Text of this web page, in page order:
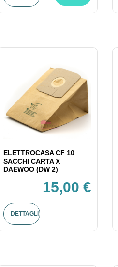
ELETTROCASA CF 10
SACCHI CARTA X
DAEWOO (DW 2)
15,00 €
DETTAGLI